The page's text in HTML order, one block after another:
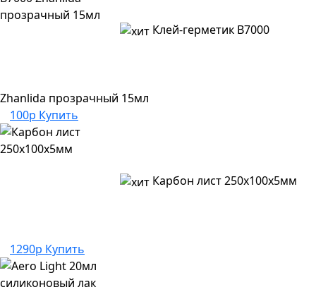
Клей-герметик B7000
Zhanlida прозрачный 15мл
100р Купить
Карбон лист 250х100х5мм
1290р Купить